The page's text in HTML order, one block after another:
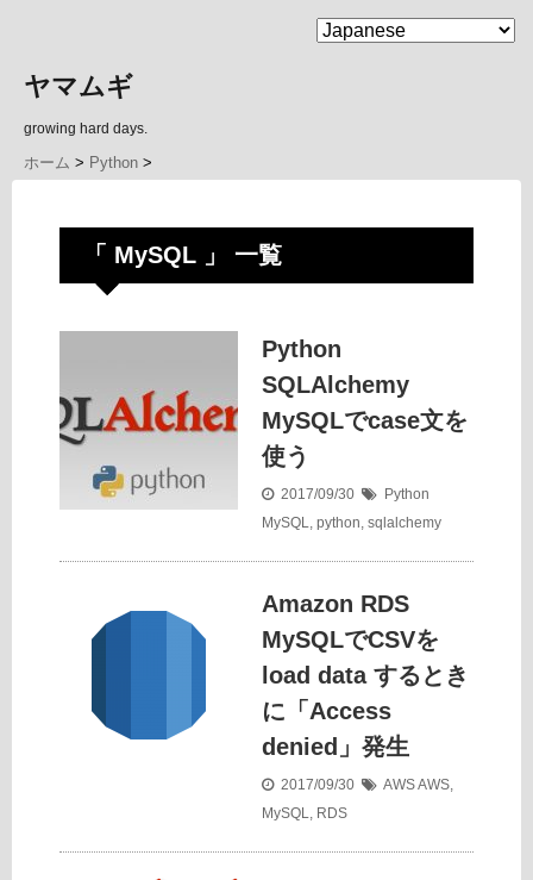
MENU
ヤマムギ
growing hard days.
ホーム > Python >
「 MySQL 」 一覧
Python
SQLAlchemy
MySQLでcase文を
使う
2017/09/30
Python
MySQL, python, sqlalchemy
Amazon RDS
MySQLでCSVを
load data するとき
に「Access
denied」発生
2017/09/30 AWSAWS,
MySQL, RDS